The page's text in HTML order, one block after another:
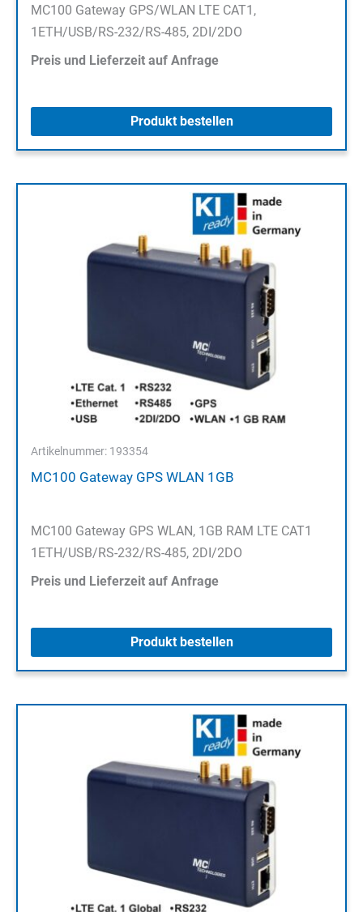
MC100 Gateway GPS/WLAN LTE CAT1,
1ETH/USB/RS-232/RS-485, 2DI/2DO
Preis und Lieferzeit auf Anfrage
Produkt bestellen
Artikelnummer: 193354
MC100 Gateway GPS WLAN 1GB
MC100 Gateway GPS WLAN, 1GB RAM LTE CAT1
1ETH/USB/RS-232/RS-485, 2DI/2DO
Preis und Lieferzeit auf Anfrage
Produkt bestellen